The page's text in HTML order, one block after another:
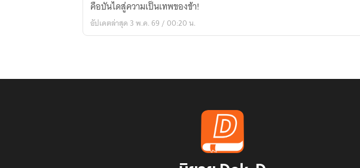
ทักษะ
กา
คือบันไดสู่ความเป็นเทพของข้า!
อัปเดตล่าสุด 3 พ.ค. 69 / 00:20 น.